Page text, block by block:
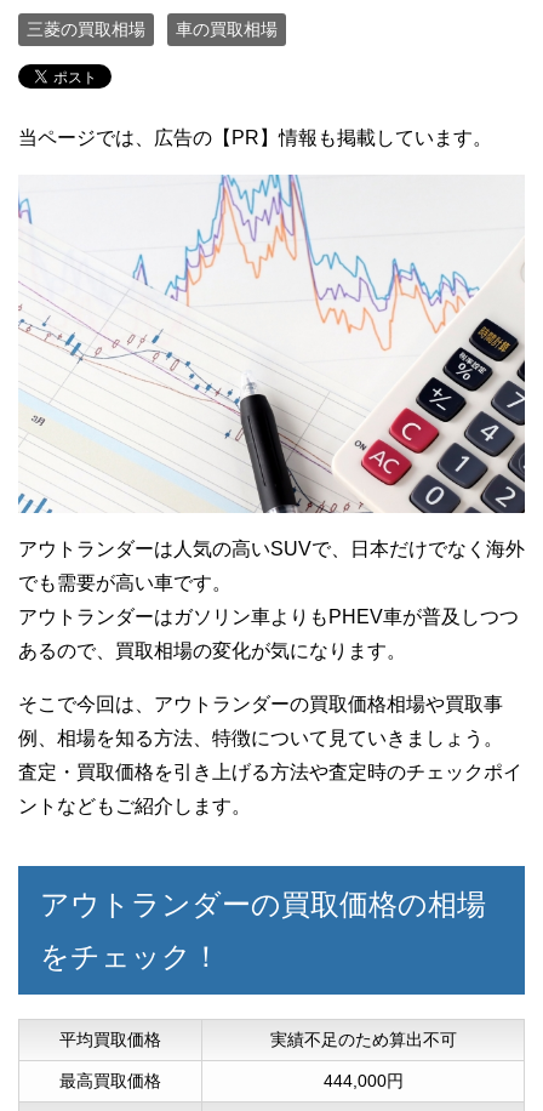
三菱の買取相場 車の買取相場
当ページでは、広告の【PR】情報も掲載しています。
アウトランダーは人気の高いSUVで、日本だけでなく海外
でも需要が高い車です。
アウトランダーはガソリン車よりもPHEV車が普及しつつ
あるので、買取相場の変化が気になります。
そこで今回は、アウトランダーの買取価格相場や買取事
例、相場を知る方法、特徴について見ていきましょう。
査定・買取価格を引き上げる方法や査定時のチェックポイ
ントなどもご紹介します。
アウトランダーの買取価格の相場
をチェック！
平均買取価格 実績不足のため算出不可
最高買取価格 444,000円